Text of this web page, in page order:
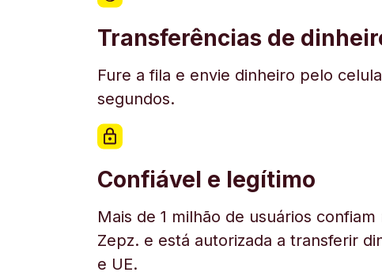
Transferências de
Fure a fila e envie dinheiro pelo
segundos.
Confiável e legítimo
Mais de 1 milhão de usuários
Zepz. e está autorizada a transferir
e UE.